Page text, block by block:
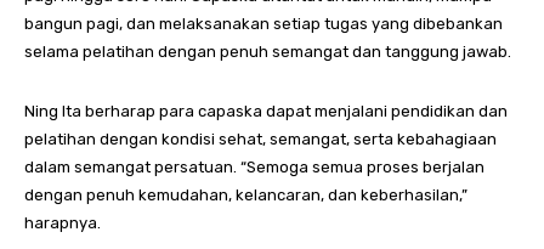
bangun pagi, dan melaksanakan setiap tugas yang dibebankan
selama pelatihan dengan penuh semangat dan tanggung jawab.
Ning Ita berharap para capaska dapat menjalani pendidikan dan
pelatihan dengan kondisi sehat, semangat, serta kebahagiaan
dalam semangat persatuan. “Semoga semua proses berjalan
dengan penuh kemudahan, kelancaran, dan keberhasilan,”
harapnya.